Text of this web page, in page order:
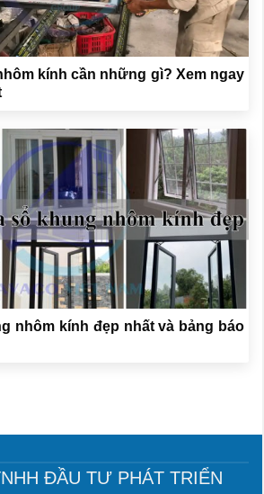
kính cần những gì? Xem ngay
nhôm kính đẹp nhất và bảng báo
ĐẦU TƯ PHÁT TRIỂN